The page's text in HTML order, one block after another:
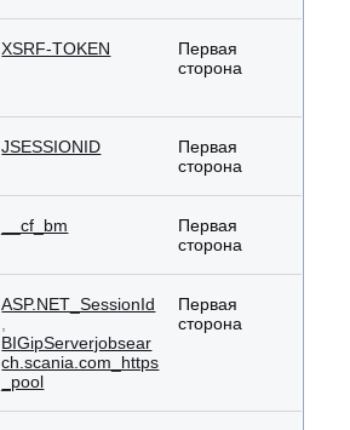
XSRF-TOKEN
Первая
сторона
JSESSIONID
Первая
сторона
__cf_bm
Первая
сторона
ASP.NET_SessionId
BIGipServerjobsear
ch.scania.com_https
_pool
Первая
сторона